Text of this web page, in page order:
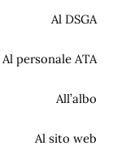
Al DSGA
Al personale ATA
All’albo
Al sito web